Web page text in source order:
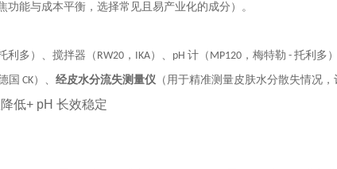
功能与成本平衡，选择常见且易产业化的成分）。
多）、搅拌器（RW20，IKA）、pH 计（MP120，梅特勒 - 托利多
CK）、 经皮水分流失测量仪 （用于精准测量皮肤水分散失情况，